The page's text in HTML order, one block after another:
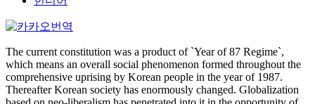
The current constitution was a product of `Year of 87 Regime`,
which means an overall social phenomenon formed throughout the
comprehensive uprising by Korean people in the year of 1987.
Thereafter Korean society has enormously changed. Globalization